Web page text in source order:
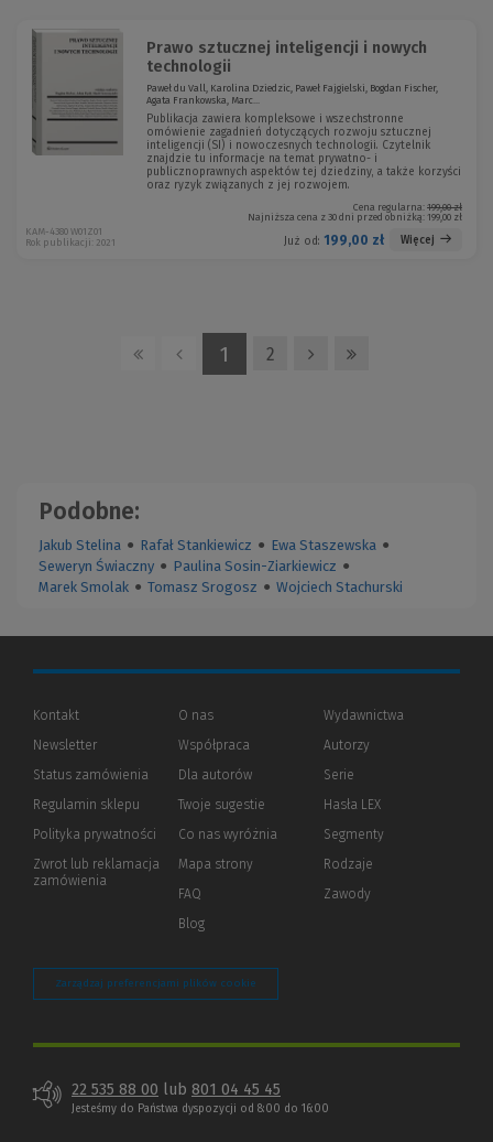
Prawo sztucznej inteligencji i nowych
technologii
Paweł du Vall, Karolina Dziedzic, Paweł Fajgielski, Bogdan Fischer,
Agata Frankowska, Marc...
Publikacja zawiera kompleksowe i wszechstronne
omówienie zagadnień dotyczących rozwoju sztucznej
inteligencji (SI) i nowoczesnych technologii. Czytelnik
znajdzie tu informacje na temat prywatno- i
publicznoprawnych aspektów tej dziedziny, a także korzyści
oraz ryzyk związanych z jej rozwojem.
Cena regularna: 199,00 zł
Najniższa cena z 30 dni przed obniżką: 199,00 zł
Już od: 199,00 zł Więcej
KAM-4380 W01Z01
Rok publikacji: 2021
1 2
Podobne:
Jakub Stelina ● Rafał Stankiewicz ● Ewa Staszewska ●
Seweryn Świaczny ● Paulina Sosin-Ziarkiewicz ●
Marek Smolak ● Tomasz Srogosz ● Wojciech Stachurski
Kontakt
Newsletter
Status zamówienia
Regulamin sklepu
Polityka prywatności (Nowe
(Link
innej
Zwrot lub reklamacja
zamówienia
O nas
Współpraca
Dla autorów(Nowe
(Link
innej
strony)
Twoje sugestie
Co nas wyróżnia
Mapa strony
FAQ
Blog
Wydawnictwa
Autorzy
Serie
Hasła LEX
Segmenty
Rodzaje
Zawody
Zarządzaj preferencjami plików cookie
22 535 88 00 lub 801 04 45 45
Jesteśmy do Państwa dyspozycji od 8:00 do 16:00